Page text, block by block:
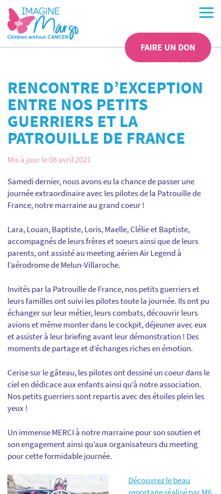
FAIRE UN DON
RENCONTRE D’EXCEPTION
ENTRE NOS PETITS
GUERRIERS ET LA
PATROUILLE DE FRANCE
Mis à jour le 08 avril 2021
Samedi dernier, nous avons eu la chance de passer une
journée extraordinaire avec les pilotes de la Patrouille de
France, notre marraine au grand coeur !
Lara, Louan, Baptiste, Loris, Maelle, Clélie et Baptiste,
accompagnés de leurs frères et soeurs ainsi que de leurs
parents, ont assisté au meeting aérien Air Legend à
l’aérodrome de Melun-Villaroche.
Invités par la Patrouille de France, nos petits guerriers et
leurs familles ont suivi les pilotes toute la journée. Ils ont pu
échanger sur leur métier, leurs combats, découvrir leurs
avions et même monter dans le cockpit, déjeuner avec eux
et assister à leur briefing avant leur démonstration ! Des
moments de partage et d’échanges riches en émotion.
Cerise sur le gâteau, les pilotes ont dessiné un coeur dans le
ciel en dédicace aux enfants ainsi qu’à notre association.
Nos petits guerriers sont repartis avec des étoiles plein les
yeux !
Un immense MERCI à notre marraine pour son soutien et
son engagement ainsi qu’aux organisateurs du meeting
pour cette formidable journée.
Découvrez le beau